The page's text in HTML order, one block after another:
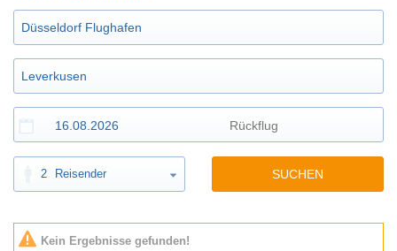
2 Reisender SUCHEN
Kein Ergebnisse gefunden!